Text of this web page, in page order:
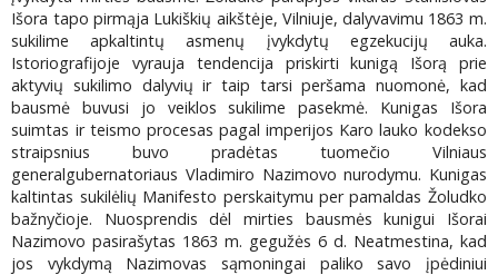
Išora tapo pirmąja Lukiškių aikštėje, Vilniuje, dalyvavimu 1863 m.
sukilime apkaltintų asmenų įvykdytų egzekucijų auka.
Istoriografijoje vyrauja tendencija priskirti kunigą Išorą prie
aktyvių sukilimo dalyvių ir taip tarsi peršama nuomonė, kad
bausmė buvusi jo veiklos sukilime pasekmė. Kunigas Išora
suimtas ir teismo procesas pagal imperijos Karo lauko kodekso
straipsnius buvo pradėtas tuomečio Vilniaus
generalgubernatoriaus Vladimiro Nazimovo nurodymu. Kunigas
kaltintas sukilėlių Manifesto perskaitymu per pamaldas Žoludko
bažnyčioje. Nuosprendis dėl mirties bausmės kunigui Išorai
Nazimovo pasirašytas 1863 m. gegužės 6 d. Neatmestina, kad
jos vykdymą Nazimovas sąmoningai paliko savo įpėdiniui